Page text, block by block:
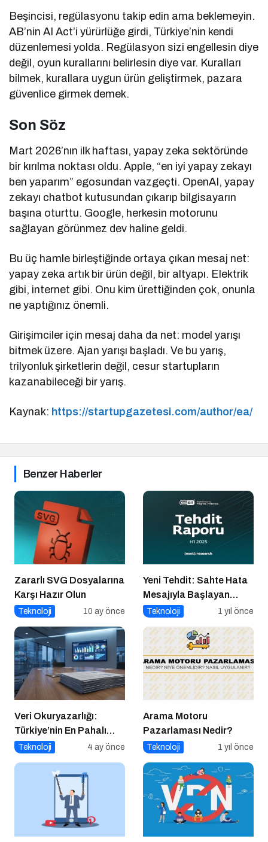
Beşincisi, regülasyonu takip edin ama beklemeyin.
AB’nin AI Act’i yürürlüğe girdi, Türkiye’nin kendi
düzenlemesi yolda. Regülasyon sizi engellesin diye
değil, oyun kurallarını belirlesin diye var. Kuralları
bilmek, kurallara uygun ürün geliştirmek, pazara
güvenlice girmek demek.
Son Söz
Mart 2026’nın ilk haftası, yapay zeka sektöründe
bir kırılma noktası oldu. Apple, “en iyi yapay zekayı
ben yaparım” egosundan vazgeçti. OpenAI, yapay
zekayı chatbot kutusundan çıkarıp bilgisayarın
başına oturttu. Google, herkesin motorunu
sağlayan görünmez dev haline geldi.
Bu üç hamle birleştiğinde ortaya çıkan mesaj net:
yapay zeka artık bir ürün değil, bir altyapı. Elektrik
gibi, internet gibi. Onu kim ürettiğinden çok, onunla
ne yaptığınız önemli.
Girişimciler için mesaj daha da net: model yarışı
bitmek üzere. Ajan yarışı başladı. Ve bu yarış,
trilyonluk şirketlerin değil, cesur startupların
kazanabileceği bir yarış.
Kaynak: https://startupgazetesi.com/author/ea/
Benzer Haberler
Zararlı SVG Dosyalarına
Karşı Hazır Olun
Teknoloji 10 ay önce
Yeni Tehdit: Sahte Hata
Mesajıyla Başlayan
Siber Saldırılar
Teknoloji 1 yıl önce
Veri Okuryazarlığı:
Türkiye’nin En Pahalı
Beceri Açığı
Teknoloji 4 ay önce
Arama Motoru
Pazarlaması Nedir?
Teknoloji 1 yıl önce